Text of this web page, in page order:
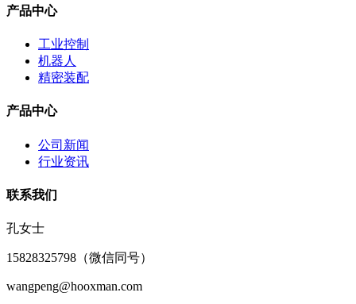
产品中心
工业控制
机器人
精密装配
产品中心
公司新闻
行业资讯
联系我们
孔女士
15828325798（微信同号）
wangpeng@hooxman.com